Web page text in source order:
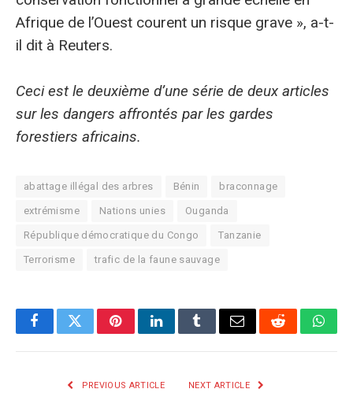
Afrique de l’Ouest courent un risque grave », a-t-
il dit à Reuters.
Ceci est le deuxième d’une série de deux articles
sur les dangers affrontés par les gardes
forestiers africains.
abattage illégal des arbres Bénin braconnage
extrémisme Nations unies Ouganda
République démocratique du Congo Tanzanie
Terrorisme trafic de la faune sauvage
FacebookTwitterPinterestLinkedInTumblrE-
Reddit
PREVIOUS ARTICLE NEXT ARTICLE